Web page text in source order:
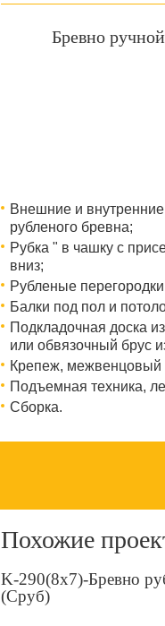
Бревно
Внешние и
рубленого бревна;
Рубка " в чашку с
вниз;
Рубленые
Балки под пол и
Подкладочная доска
или обвязочный брус
Крепеж, межвенцовый
Подъемная техника,
Сборка.
Похожие
K-290(8x7)-Бревно
(Сруб)